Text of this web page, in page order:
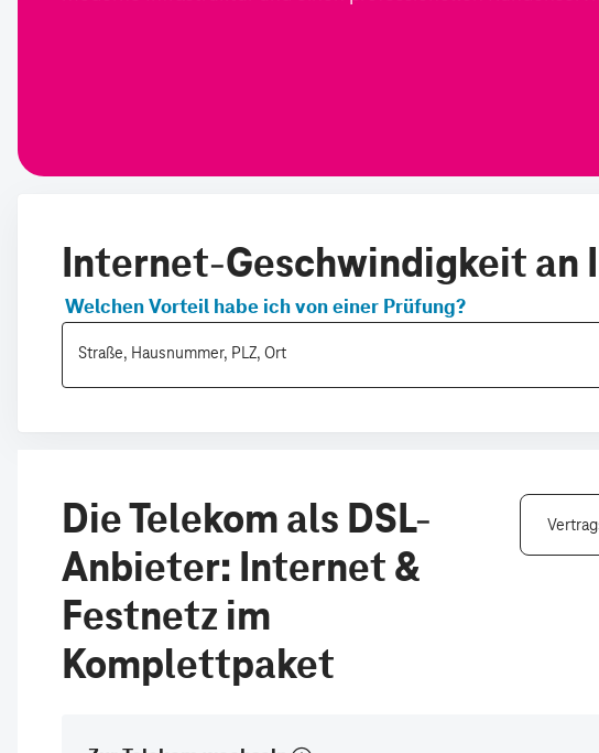
Internet-Geschwindigkeit an
Welchen Vorteil habe ich von einer Prüfung?
Straße, Hausnummer, PLZ, Ort
Die Telekom als DSL-
Anbieter: Internet &
Festnetz im
Komplettpaket